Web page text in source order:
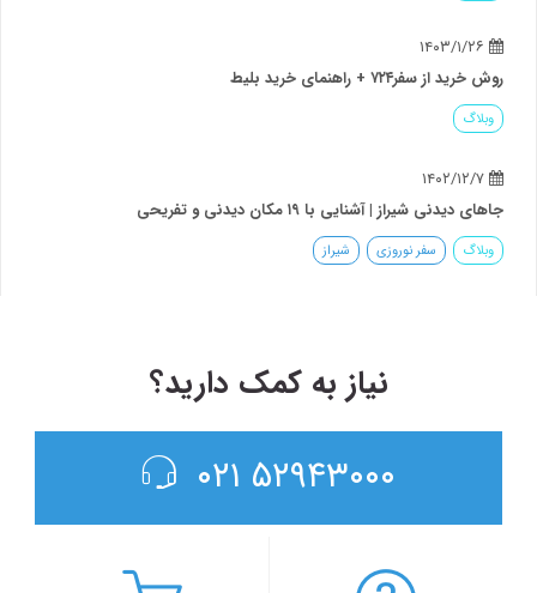
روش خرید از سفر۷۲۴ + راهنمای خرید بلیط
وبلاگ
جاهای دیدنی شیراز | آشنایی با ۱۹ مکان دیدنی و تفریحی
وبلاگ سفر نوروزی شیراز
نیاز به کمک دارید؟
۵۲۹۴۳۰۰۰ ۰۲۱